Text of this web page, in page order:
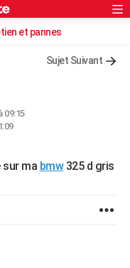
Rechercher
et pannes
Sujet Suivant
09:15
sur ma bmw325 d gris